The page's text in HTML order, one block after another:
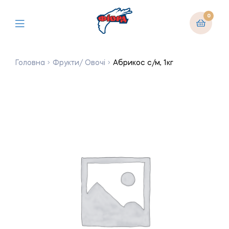
0
Головна Фрукти/ Овочі Абрикос с/м, 1кг